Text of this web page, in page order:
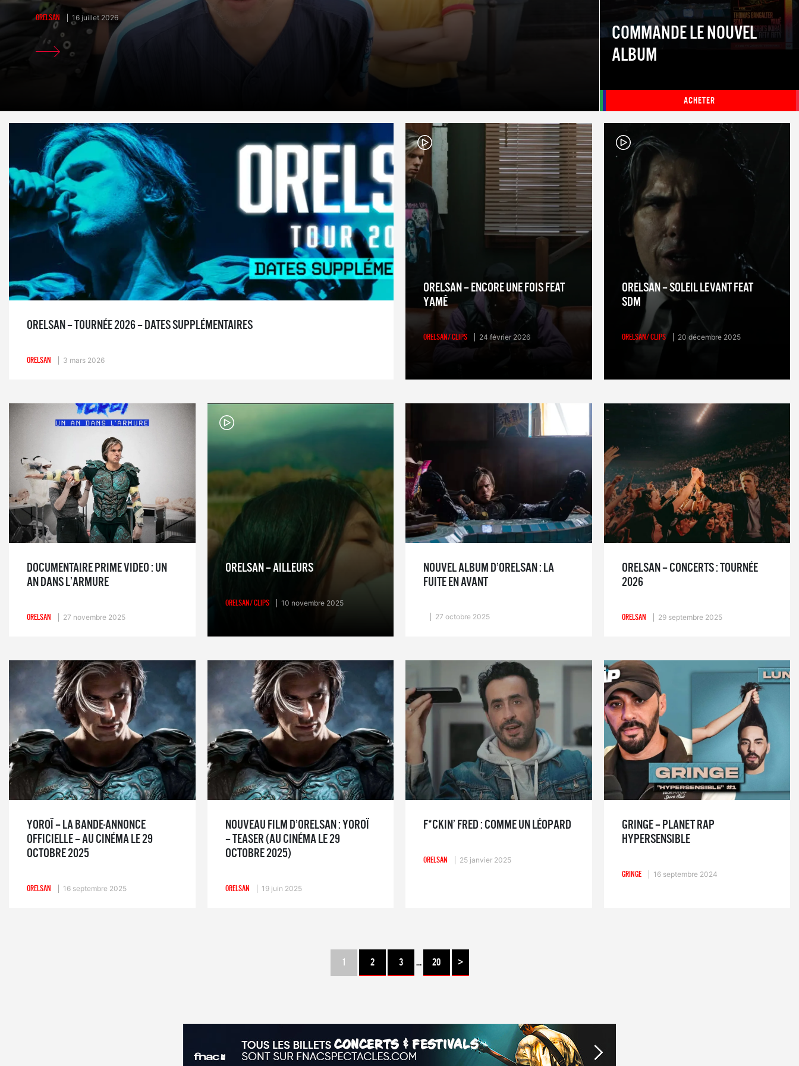
ORELSAN 16 juillet 2026
COMMANDE LE NOUVEL
ALBUM
ACHETER
ORELSAN – TOURNÉE 2026 – DATES SUPPLÉMENTAIRES
ORELSAN 3 mars 2026
ORELSAN – ENCORE UNE FOIS FEAT
YAMÊ
ORELSAN/ CLIPS 24 février 2026
ORELSAN – SOLEIL LEVANT FEAT
SDM
ORELSAN/ CLIPS 20 décembre 2025
DOCUMENTAIRE PRIME VIDEO : UN
AN DANS L’ARMURE
ORELSAN 27 novembre 2025
ORELSAN – AILLEURS
ORELSAN/ CLIPS 10 novembre 2025
NOUVEL ALBUM D’ORELSAN : LA
FUITE EN AVANT
27 octobre 2025
ORELSAN – CONCERTS : TOURNÉE
2026
ORELSAN 29 septembre 2025
YOROÏ – LA BANDE-ANNONCE
OFFICIELLE – AU CINÉMA LE 29
OCTOBRE 2025
ORELSAN 16 septembre 2025
NOUVEAU FILM D’ORELSAN : YOROÏ
– TEASER (AU CINÉMA LE 29
OCTOBRE 2025)
ORELSAN 19 juin 2025
F*CKIN’ FRED : COMME UN LÉOPARD
ORELSAN 25 janvier 2025
GRINGE – PLANET RAP
HYPERSENSIBLE
GRINGE 16 septembre 2024
1 2 3 … 20 >